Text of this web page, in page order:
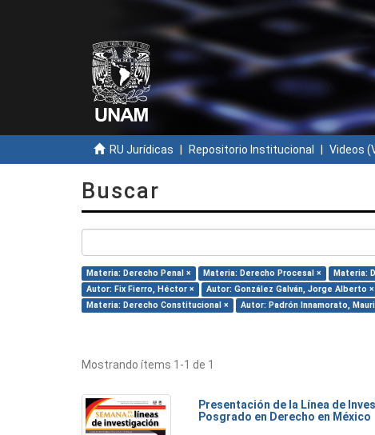
RU Jurídicas Repositorio Institucional Videos
Buscar
Materia: Derecho Penal × Materia: Derecho Procesal × Materia:
Autor: Fix Fierro, Héctor ×
Autor: González Galván, Jorge Alberto ×
Materia: Derecho Constitucional ×
Autor: Padrón Innamorato,
Mostrando ítems 1-1 de 1
Presentación de la Línea de
Posgrado en Derecho en México